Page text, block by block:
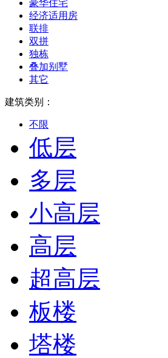
豪华住宅
经济适用房
联排
双拼
独栋
叠加别墅
其它
建筑类别：
不限
低层
多层
小高层
高层
超高层
板楼
塔楼